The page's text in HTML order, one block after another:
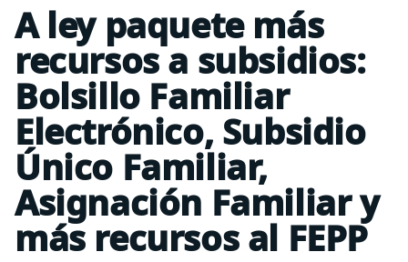
A ley paquete más
recursos a subsidios:
Bolsillo Familiar
Electrónico, Subsidio
Único Familiar,
Asignación Familiar y
más recursos al FEPP